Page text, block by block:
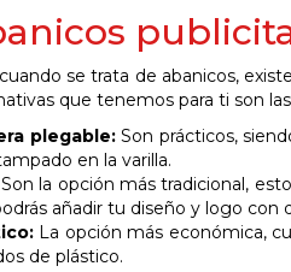
se trata de abanicos,
que tenemos para ti son
plegable:Son prácticos,
en la varilla.
la opción más tradicional,
añadir tu diseño y logo
La opción más económica,
de plástico.